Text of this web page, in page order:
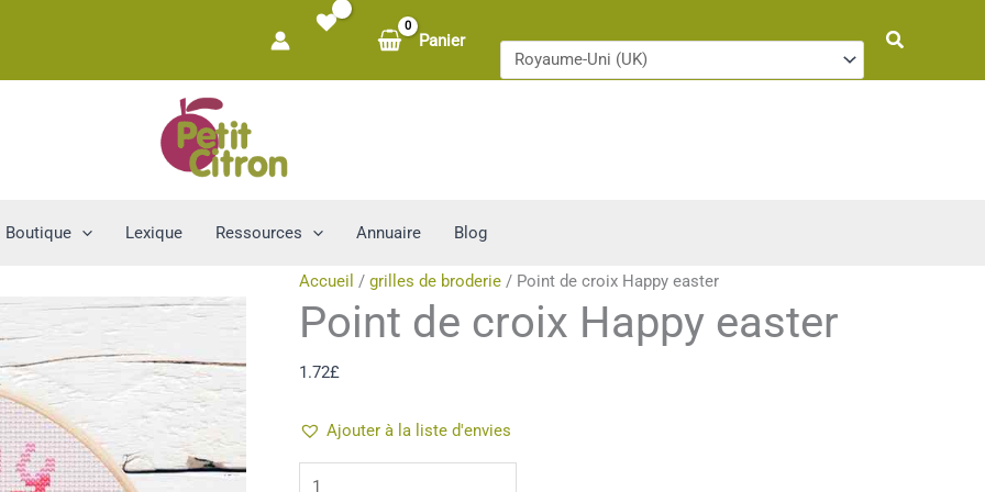
Panier Rechercher
Boutique Lexique Ressources Annuaire Blog
Accueil / grilles de broderie / Point de croix Happy easter
Point de croix Happy easter
1.72£
Ajouter à la liste d'envies
quantité